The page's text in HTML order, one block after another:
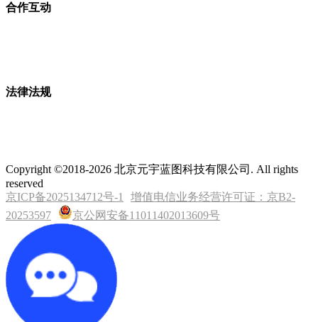
合作互动
法律法规
Copyright ©2018-2026 北京元宇蓝图科技有限公司. All rights
reserved
京ICP备2025134712号-1
增值电信业务经营许可证：京B2-
20253597
京公网安备11011402013609号